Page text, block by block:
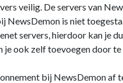
veilig. De servers van
NewsDemon is niet
servers, hierdoor kan je
je ook zelf toevoegen door te
bij NewsDemon af